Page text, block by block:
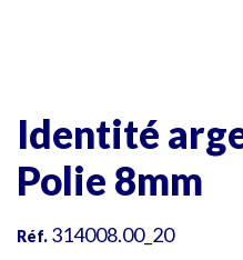
Identité
Polie 8mm
Réf. 314008.00_20